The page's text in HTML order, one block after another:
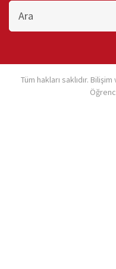
Bu
sitede
ara
Tüm hakları saklıdır.